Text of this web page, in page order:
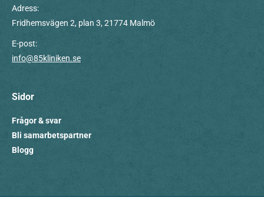
Adress:
Fridhemsvägen 2, plan 3, 21774 Malmö
E-post:
info@85kliniken.se
Sidor
Frågor & svar
Bli samarbetspartner
Blogg